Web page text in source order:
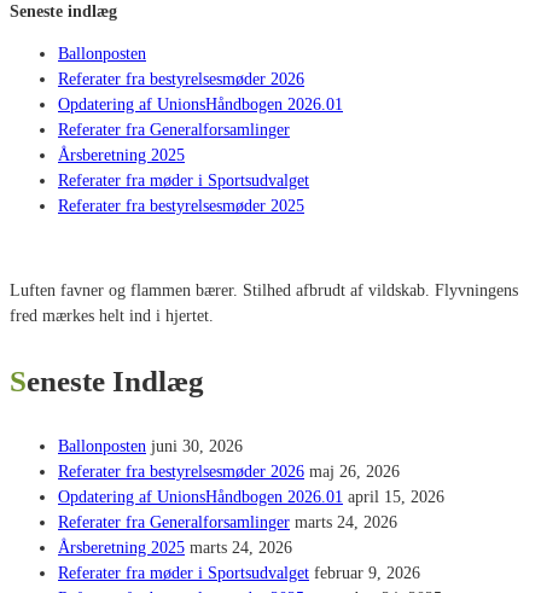
Seneste indlæg
Ballonposten
Referater fra bestyrelsesmøder 2026
Opdatering af UnionsHåndbogen 2026.01
Referater fra Generalforsamlinger
Årsberetning 2025
Referater fra møder i Sportsudvalget
Referater fra bestyrelsesmøder 2025
Luften favner og flammen bærer. Stilhed afbrudt af vildskab. Flyvningens
fred mærkes helt ind i hjertet.
Seneste Indlæg
Ballonposten juni 30, 2026
Referater fra bestyrelsesmøder 2026 maj 26, 2026
Opdatering af UnionsHåndbogen 2026.01 april 15, 2026
Referater fra Generalforsamlinger marts 24, 2026
Årsberetning 2025 marts 24, 2026
Referater fra møder i Sportsudvalget februar 9, 2026